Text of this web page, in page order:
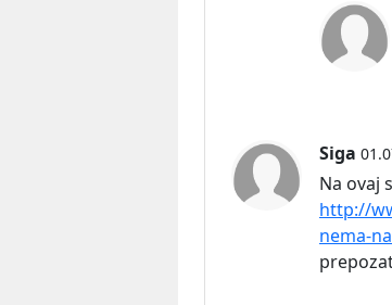
Siga
Na ovaj
http://
nema-